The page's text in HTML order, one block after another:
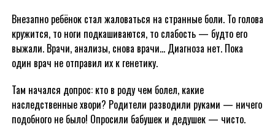
Внезапно ребёнок стал жаловаться на странные боли. То голова
кружится, то ноги подкашиваются, то слабость — будто его
выжали. Врачи, анализы, снова врачи… Диагноза нет. Пока
один врач не отправил их к генетику.
Там начался допрос: кто в роду чем болел, какие
наследственные хвори? Родители разводили руками — ничего
подобного не было! Опросили бабушек и дедушек — чисто.